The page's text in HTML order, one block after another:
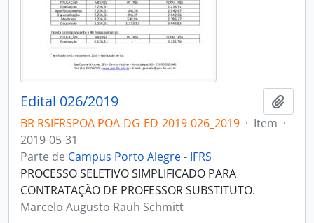
Edital 026/2019
BR RSIFRSPOA POA-DG-ED-2019-026_2019 · Item ·
2019-05-31
Parte de Campus Porto Alegre - IFRS
PROCESSO SELETIVO SIMPLIFICADO PARA
CONTRATAÇÃO DE PROFESSOR SUBSTITUTO.
Marcelo Augusto Rauh Schmitt